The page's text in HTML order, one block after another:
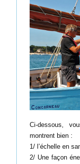
Ci-dessous,
montrent bien :
1/ l’échelle en
2/ Une façon